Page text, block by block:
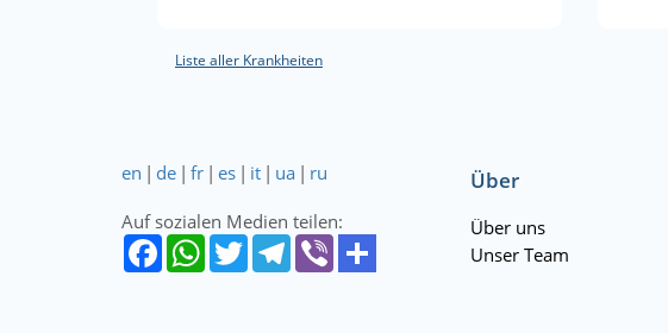
Liste aller Krankheiten
en | de | fr | es | it | ua | ru
Auf sozialen Medien teilen:
Über
Über uns
Unser Team